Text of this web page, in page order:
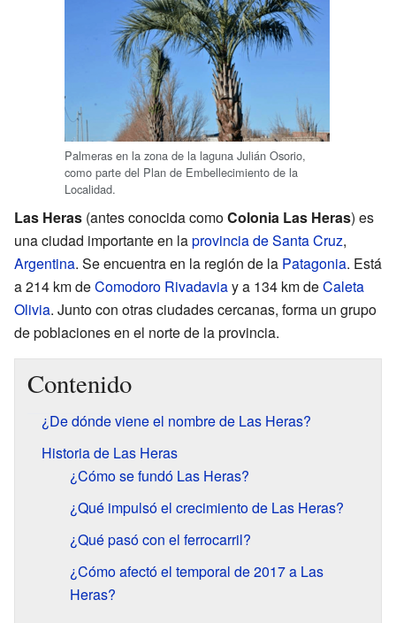
Palmeras en la zona de la laguna Julián Osorio,
como parte del Plan de Embellecimiento de la
Localidad.
Las Heras (antes conocida comoColonia Las Heras) es
una ciudad importante en laprovincia de Santa Cruz,
Argentina. Se encuentra en la región de la Patagonia. Está
a 214 km deComodoro Rivadaviay a 134 km deCaleta
Olivia. Junto con otras ciudades cercanas, forma un grupo
de poblaciones en el norte de la provincia.
Contenido
¿De dónde viene el nombre de Las Heras?
Historia de Las Heras
¿Cómo se fundó Las Heras?
¿Qué impulsó el crecimiento de Las Heras?
¿Qué pasó con el ferrocarril?
¿Cómo afectó el temporal de 2017 a Las
Heras?